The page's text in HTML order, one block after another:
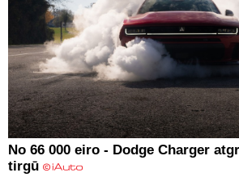
No 66 000 eiro - Dodge Charger
tirgū